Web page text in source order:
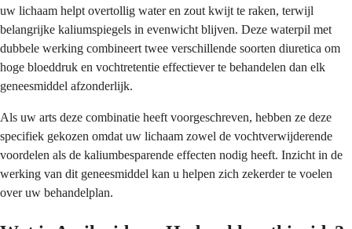
uw lichaam helpt overtollig water en zout kwijt te raken, terwijl
belangrijke kaliumspiegels in evenwicht blijven. Deze waterpil met
dubbele werking combineert twee verschillende soorten diuretica om
hoge bloeddruk en vochtretentie effectiever te behandelen dan elk
geneesmiddel afzonderlijk.
Als uw arts deze combinatie heeft voorgeschreven, hebben ze deze
specifiek gekozen omdat uw lichaam zowel de vochtverwijderende
voordelen als de kaliumbesparende effecten nodig heeft. Inzicht in de
werking van dit geneesmiddel kan u helpen zich zekerder te voelen
over uw behandelplan.